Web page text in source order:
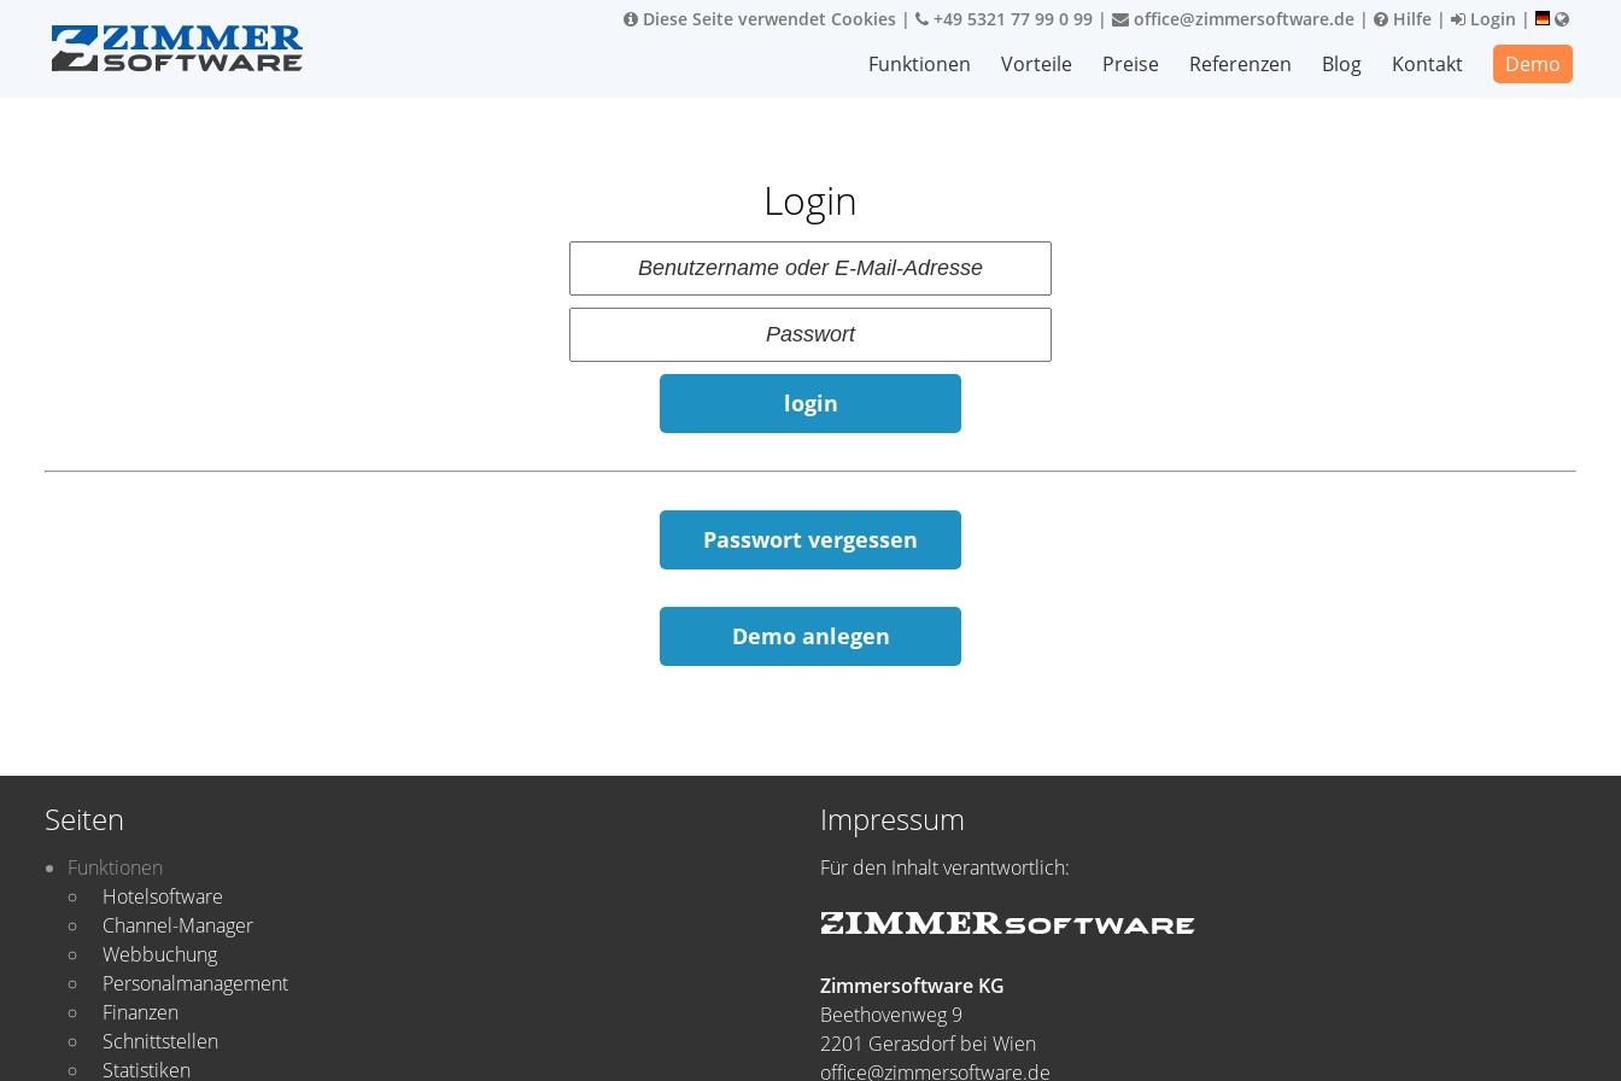
Diese Seite verwendet Cookies | +49 5321 77 99 0 99 | office@zimmersoftware.de | Hilfe | Login |
Funktionen Vorteile Preise Referenzen Blog Kontakt Demo
Login
login
Passwort vergessen
Demo anlegen
Seiten
Funktionen
Hotelsoftware
Channel-Manager
Webbuchung
Personalmanagement
Finanzen
Schnittstellen
Statistiken
Impressum
Für den Inhalt verantwortlich:
Zimmersoftware KG
Beethovenweg 9
2201 Gerasdorf bei Wien
office@zimmersoftware.de